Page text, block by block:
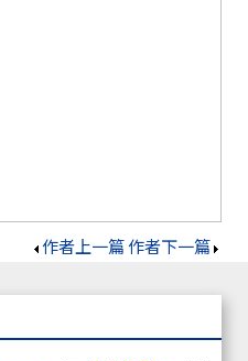
作者上一篇作者下一篇